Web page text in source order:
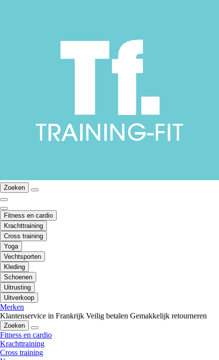
Zoeken
Fitness en cardio
Krachttraining
Cross training
Yoga
Vechtsporten
Kleding
Schoenen
Uitrusting
Uitverkoop
Merken
Klantenservice in Frankrijk Veilig betalen Gemakkelijk retourneren
Zoeken
Fitness en cardio
Krachttraining
Cross training